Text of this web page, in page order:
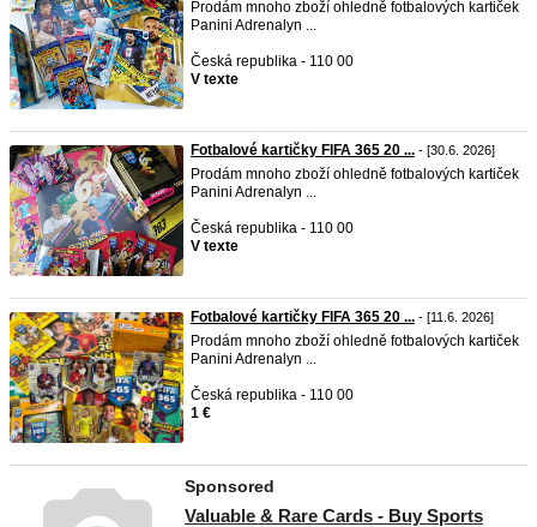
Prodám mnoho zboží ohledně fotbalových kartiček
Panini Adrenalyn ...
Česká republika - 110 00
V texte
Fotbalové kartičky FIFA 365 20 ... - [30.6. 2026]
Prodám mnoho zboží ohledně fotbalových kartiček
Panini Adrenalyn ...
Česká republika - 110 00
V texte
Fotbalové kartičky FIFA 365 20 ... - [11.6. 2026]
Prodám mnoho zboží ohledně fotbalových kartiček
Panini Adrenalyn ...
Česká republika - 110 00
1 €